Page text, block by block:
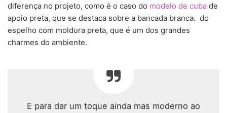
diferença no projeto, como é o caso do modelo de cuba de
apoio preta, que se destaca sobre a bancada branca. do
espelho com moldura preta, que é um dos grandes
charmes do ambiente.
E para dar um toque ainda mas moderno ao